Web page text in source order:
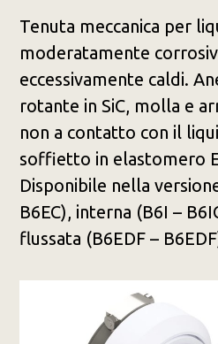
Tenuta meccanica per
moderatamente
eccessivamente caldi.
rotante in SiC, molla e
non a contatto con il
soffietto in elastomero
Disponibile nella
B6EC), interna (B6I –
flussata (B6EDF –